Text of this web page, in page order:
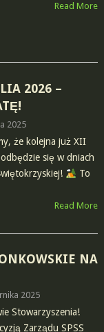
Read More
2026 –
2025
że kolejna już XII
się w dniach
To
Read More
NA
2025
Stowarzyszenia!
Zarządu SPSS